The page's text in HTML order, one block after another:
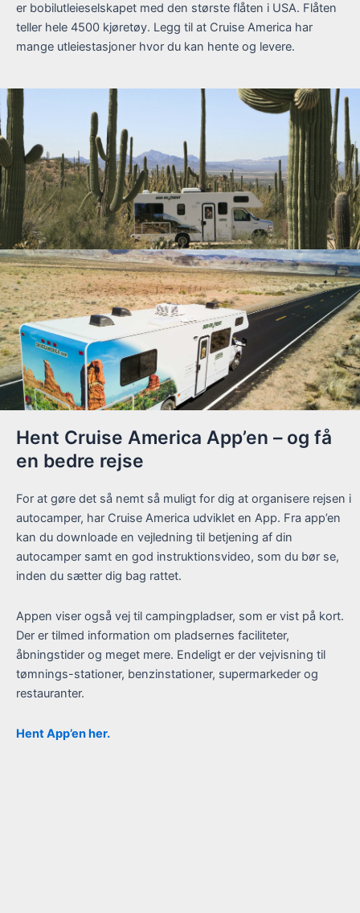
er bobilutleieselskapet med den største flåten i USA. Flåten
teller hele 4500 kjøretøy. Legg til at Cruise America har
mange utleiestasjoner hvor du kan hente og levere.
Hent Cruise America App’en – og få
en bedre rejse
For at gøre det så nemt så muligt for dig at organisere rejsen i
autocamper, har Cruise America udviklet en App. Fra app’en
kan du downloade en vejledning til betjening af din
autocamper samt en god instruktionsvideo, som du bør se,
inden du sætter dig bag rattet.
Appen viser også vej til campingpladser, som er vist på kort.
Der er tilmed information om pladsernes faciliteter,
åbningstider og meget mere. Endeligt er der vejvisning til
tømnings-stationer, benzinstationer, supermarkeder og
restauranter.
Hent App’en her.